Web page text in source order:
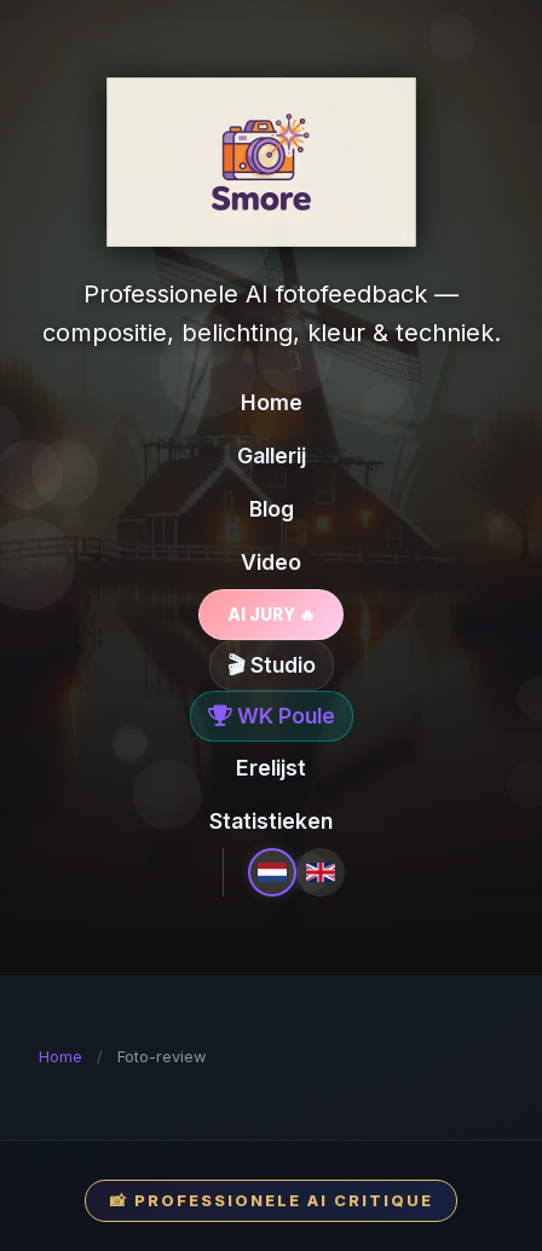
Professionele AI fotofeedback —
compositie, belichting, kleur & techniek.
Home
Gallerij
Blog
Video
AI JURY 🔥
🎬 Studio
WK Poule
Erelijst
Statistieken
Home / Foto-review
📸 PROFESSIONELE AI CRITIQUE